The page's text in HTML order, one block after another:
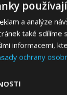
k
a analýze
také
informacemi,
ochrany